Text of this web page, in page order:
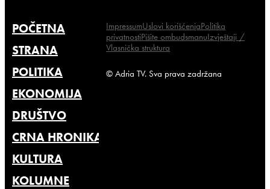
POČETNA
STRANA
POLITIKA
EKONOMIJA
DRUŠTVO
CRNA HRONIKA
KULTURA
KOLUMNE
ImpressumUslovi korišćenjaPolitika
privatnostiPišite ombudsmanuIzvještaji /
Vlasnička struktura
© Adria TV. Sva prava zadržana